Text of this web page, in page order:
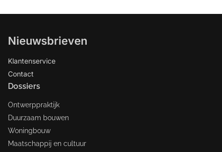
Nieuwsbrieven
Klantenservice
Contact
Dossiers
Ontwerppraktijk
Duurzaam bouwen
Woningbouw
Maatschappij en cultuur